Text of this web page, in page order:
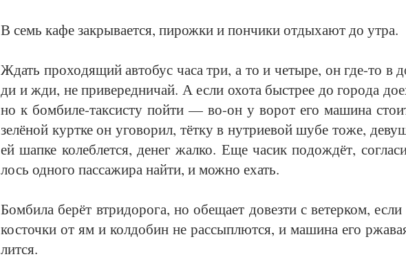
В семь ка­фе за­кры­ва­ет­ся, пи­рож­ки и пон­чи­ки от­ды­ха­ют до ут­ра.
Ждать про­хо­дя­щий ав­то­бус ча­са три, а то и че­ты­ре, он где-то в
ди и жди, не при­ве­ред­ни­чай. А если охо­та быст­рее до го­ро­да
но к бом­би­ле-так­сис­ту пой­ти — во-он у во­рот его ма­ши­на
зе­лё­ной курт­ке он уго­во­рил, тёт­ку в нут­ри­е­вой шу­бе то­же,
ей шап­ке ко­леб­лет­ся, де­нег жал­ко. Еще ча­сик по­до­ждёт,
лось од­но­го пас­са­жи­ра най­ти, и мож­но ехать.
Бом­би­ла бе­рёт втри­до­ро­га, но обе­ща­ет до­вез­ти с ве­тер­ком,
кос­точ­ки от ям и кол­до­бин не рас­сып­лют­ся, и ма­ши­на его
лит­ся.